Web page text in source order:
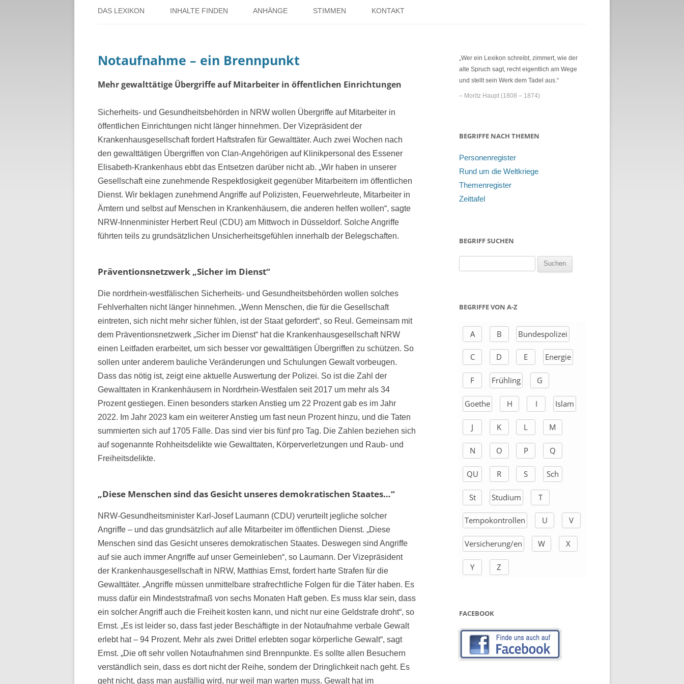
zum
DAS LEXIKON
ÜBER DAS PROJEKT
INHALTE FINDEN
PERSONENREGISTER
RUND UM DIE WELTKRIEGE
ZEITTAFEL
ANHÄNGE
LITERATUR ÜBER DORSTEN
LINKS
STIMMEN KONTAKT
DANK
Notaufnahme – ein Brennpunkt
Mehr gewalttätige Übergriffe auf Mitarbeiter in öffentlichen Einrichtungen
Sicherheits- und Gesundheitsbehörden in NRW wollen Übergriffe auf Mitarbeiter in
öffentlichen Einrichtungen nicht länger hinnehmen. Der Vizepräsident der
Krankenhausgesellschaft fordert Haftstrafen für Gewalttäter. Auch zwei Wochen nach
den gewalttätigen Übergriffen von Clan-Angehörigen auf Klinikpersonal des Essener
Elisabeth-Krankenhaus ebbt das Entsetzen darüber nicht ab. „Wir haben in unserer
Gesellschaft eine zunehmende Respektlosigkeit gegenüber Mitarbeitern im öffentlichen
Dienst. Wir beklagen zunehmend Angriffe auf Polizisten, Feuerwehrleute, Mitarbeiter in
Ämtern und selbst auf Menschen in Krankenhäusern, die anderen helfen wollen“, sagte
NRW-Innenminister Herbert Reul (CDU) am Mittwoch in Düsseldorf. Solche Angriffe
führten teils zu grundsätzlichen Unsicherheitsgefühlen innerhalb der Belegschaften.
Präventionsnetzwerk „Sicher im Dienst“
Die nordrhein-westfälischen Sicherheits- und Gesundheitsbehörden wollen solches
Fehlverhalten nicht länger hinnehmen. „Wenn Menschen, die für die Gesellschaft
eintreten, sich nicht mehr sicher fühlen, ist der Staat gefordert“, so Reul. Gemeinsam mit
dem Präventionsnetzwerk „Sicher im Dienst“ hat die Krankenhausgesellschaft NRW
einen Leitfaden erarbeitet, um sich besser vor gewalttätigen Übergriffen zu schützen. So
sollen unter anderem bauliche Veränderungen und Schulungen Gewalt vorbeugen.
Dass das nötig ist, zeigt eine aktuelle Auswertung der Polizei. So ist die Zahl der
Gewalttaten in Krankenhäusern in Nordrhein-Westfalen seit 2017 um mehr als 34
Prozent gestiegen. Einen besonders starken Anstieg um 22 Prozent gab es im Jahr
2022. Im Jahr 2023 kam ein weiterer Anstieg um fast neun Prozent hinzu, und die Taten
summierten sich auf 1705 Fälle. Das sind vier bis fünf pro Tag. Die Zahlen beziehen sich
auf sogenannte Rohheitsdelikte wie Gewalttaten, Körperverletzungen und Raub- und
Freiheitsdelikte.
„Diese Menschen sind das Gesicht unseres demokratischen Staates…“
NRW-Gesundheitsminister Karl-Josef Laumann (CDU) verurteilt jegliche solcher
Angriffe – und das grundsätzlich auf alle Mitarbeiter im öffentlichen Dienst. „Diese
Menschen sind das Gesicht unseres demokratischen Staates. Deswegen sind Angriffe
auf sie auch immer Angriffe auf unser Gemeinleben“, so Laumann. Der Vizepräsident
der Krankenhausgesellschaft in NRW, Matthias Ernst, fordert harte Strafen für die
Gewalttäter. „Angriffe müssen unmittelbare strafrechtliche Folgen für die Täter haben. Es
muss dafür ein Mindeststrafmaß von sechs Monaten Haft geben. Es muss klar sein, dass
ein solcher Angriff auch die Freiheit kosten kann, und nicht nur eine Geldstrafe droht“, so
Ernst. „Es ist leider so, dass fast jeder Beschäftigte in der Notaufnahme verbale Gewalt
erlebt hat – 94 Prozent. Mehr als zwei Drittel erlebten sogar körperliche Gewalt“, sagt
Ernst. „Die oft sehr vollen Notaufnahmen sind Brennpunkte. Es sollte allen Besuchern
verständlich sein, dass es dort nicht der Reihe, sondern der Dringlichkeit nach geht. Es
geht nicht, dass man ausfällig wird, nur weil man warten muss. Gewalt hat im
„Wer ein Lexikon schreibt, zimmert, wie der
alte Spruch sagt, recht eigentlich am Wege
und stellt sein Werk dem Tadel aus.“
– Moritz Haupt (1808 – 1874)
BEGRIFFE NACH THEMEN
Personenregister
Rund um die Weltkriege
Themenregister
Zeittafel
BEGRIFF SUCHEN
h
h
BEGRIFFE VON A-Z
A B Bundespolizei
C D E Energie
F Frühling G
Goethe H I Islam
J K L M
N O P Q
QU R S Sch
St Studium T
Tempokontrollen U V
Versicherung/en W X
Y Z
FACEBOOK